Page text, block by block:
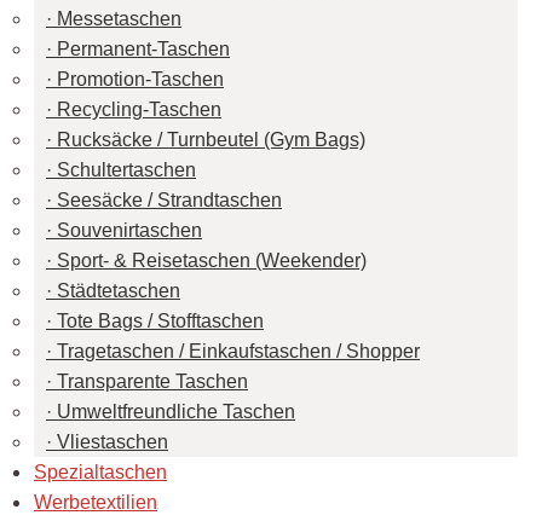
Messetaschen
Permanent-Taschen
Promotion-Taschen
Recycling-Taschen
Rucksäcke / Turnbeutel (Gym Bags)
Schultertaschen
Seesäcke / Strandtaschen
Souvenirtaschen
Sport- & Reisetaschen (Weekender)
Städtetaschen
Tote Bags / Stofftaschen
Tragetaschen / Einkaufstaschen / Shopper
Transparente Taschen
Umweltfreundliche Taschen
Vliestaschen
Spezialtaschen
Werbetextilien